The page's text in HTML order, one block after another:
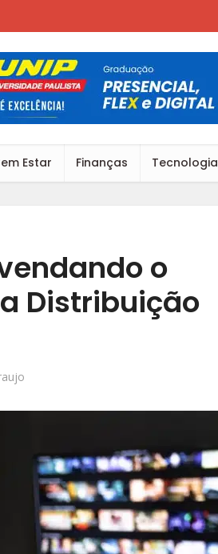
Estar Finanças Tecnologia
o
Distribuição